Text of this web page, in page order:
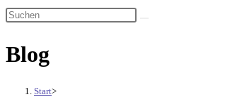
umschalten
Blog
Start>